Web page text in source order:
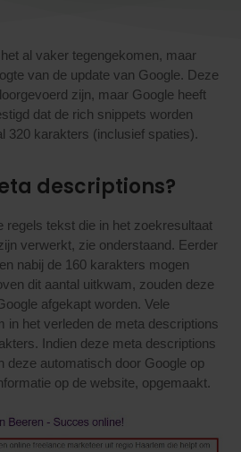
al vaker tegengekomen, maar
van de update van Google. Deze
zijn, maar Google heeft
dat de rich snippets worden
320 karakters (inclusief spaties).
descriptions?
regels tekst die in het zoekresultaat
verwerkt, zie onderstaand. Eerder
nabij de 160 karakters mogen
dit aantal uitkwam, zouden deze
afgekapt worden. Vele
in het verleden de meta descriptions
Indien deze meta descriptions
deze automatisch door Google op
op de website, opgemaakt.